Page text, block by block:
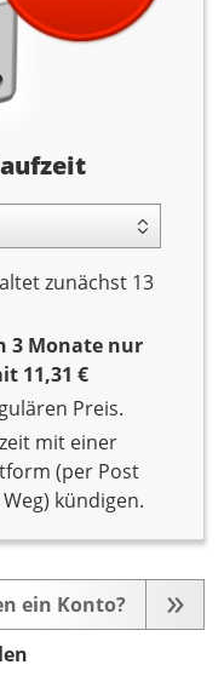
zunächst 13
3 Monate nur
11,31 €
Preis.
mit einer
(per Post
kündigen.
ein Konto?